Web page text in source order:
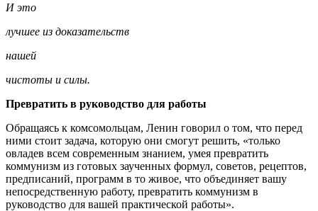
И это
лучшее из доказательств
нашей
чистоты и силы.
Превратить в руководство для работы
Обращаясь к комсомольцам, Ленин говорил о том, что перед
ними стоит задача, которую они смогут решить, «только
овладев всем современным знанием, умея превратить
коммунизм из готовых заученных формул, советов, рецептов,
предписаний, программ в то живое, что объединяет вашу
непосредственную работу, превратить коммунизм в
руководство для вашей практической работы».